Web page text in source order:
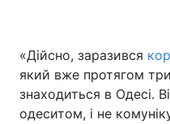
«Дійсно, заразився
який вже протягом
знаходиться в Одесі.
одеситом, і не